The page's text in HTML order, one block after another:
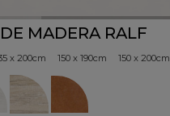
MADERA RALF
x 200cm 150 x 190cm 150 x 200cm